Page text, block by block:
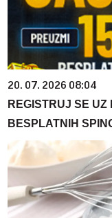
20. 07. 2026 08:04
REGISTRUJ SE
BESPLATNIH